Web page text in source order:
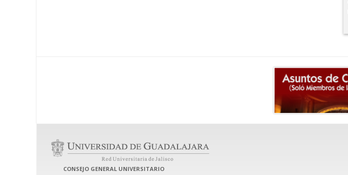
CONSEJO GENERAL UNIVERSITARIO